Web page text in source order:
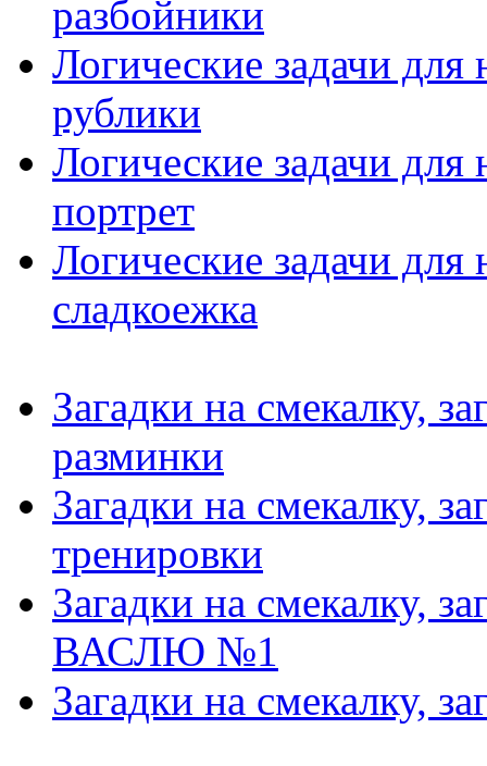
разбойники
Логические задачи
рублики
Логические задачи
портрет
Логические задачи
сладкоежка
Загадки на смекалку,
разминки
Загадки на смекалку,
тренировки
Загадки на смекалку,
ВАСЛЮ №1
Загадки на смекалку,